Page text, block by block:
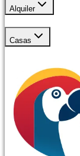
Alquiler
Casas